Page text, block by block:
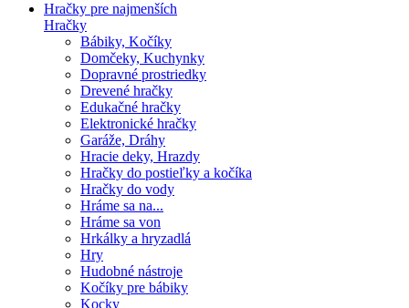
Hračky pre najmenších
Hračky
Bábiky, Kočíky
Domčeky, Kuchynky
Dopravné prostriedky
Drevené hračky
Edukačné hračky
Elektronické hračky
Garáže, Dráhy
Hracie deky, Hrazdy
Hračky do postieľky a kočíka
Hračky do vody
Hráme sa na...
Hráme sa von
Hrkálky a hryzadlá
Hry
Hudobné nástroje
Kočíky pre bábiky
Kocky